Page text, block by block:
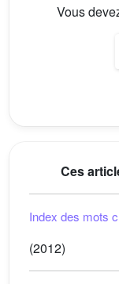
Vous
Ces
Index des mots
(2012)